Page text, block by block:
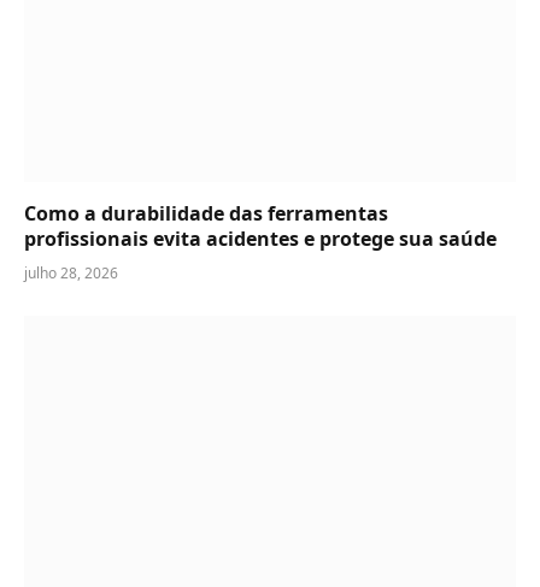
Como a durabilidade das ferramentas
profissionais evita acidentes e protege sua saúde
julho 28, 2026